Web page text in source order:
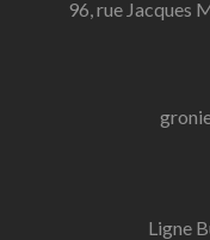
96, rue Jacques
Ligne